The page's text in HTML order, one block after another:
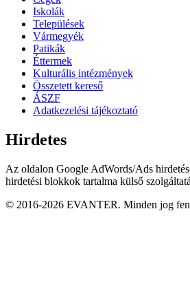
Iskolák
Települések
Vármegyék
Patikák
Éttermek
Kulturális intézmények
Összetett kereső
ÁSZF
Adatkezelési tájékoztató
Hirdetes
Az oldalon Google AdWords/Ads
hirdetési blokkok tartalma külső
© 2016-2026 EVANTER. Minden jog